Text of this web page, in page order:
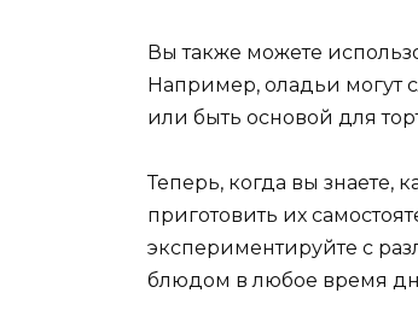
Вы также можете
Например, оладьи могут
или быть основой для
Теперь, когда вы знаете,
приготовить их
экспериментируйте с
блюдом в любое время